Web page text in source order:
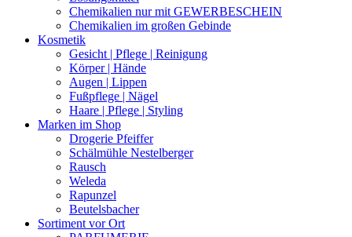
Chemikalien nur mit GEWERBESCHEIN
Chemikalien im großen Gebinde
Kosmetik
Gesicht | Pflege | Reinigung
Körper | Hände
Augen | Lippen
Fußpflege | Nägel
Haare | Pflege | Styling
Marken im Shop
Drogerie Pfeiffer
Schälmühle Nestelberger
Rausch
Weleda
Rapunzel
Beutelsbacher
Sortiment vor Ort